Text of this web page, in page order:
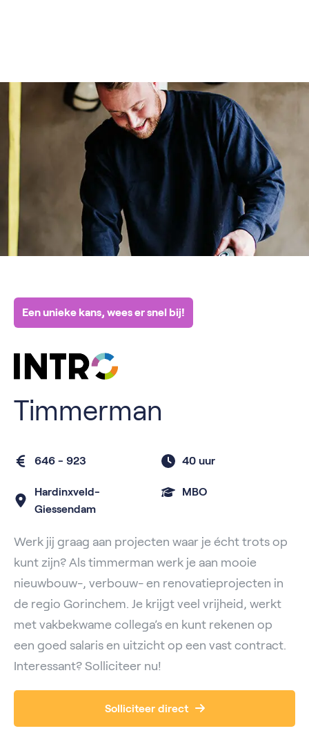
Een unieke kans, wees er snel bij!
Timmerman
646 - 923 40 uur
Hardinxveld-
Giessendam
MBO
Werk jij graag aan projecten waar je écht trots op
kunt zijn? Als timmerman werk je aan mooie
nieuwbouw-, verbouw- en renovatieprojecten in
de regio Gorinchem. Je krijgt veel vrijheid, werkt
met vakbekwame collega’s en kunt rekenen op
een goed salaris en uitzicht op een vast contract.
Interessant? Solliciteer nu!
Solliciteer direct